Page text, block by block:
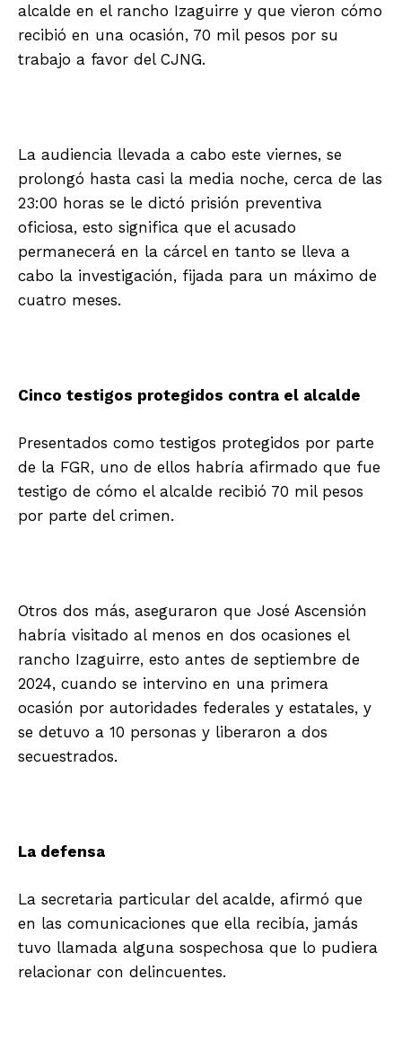
alcalde en el rancho Izaguirre y que vieron cómo
recibió en una ocasión, 70 mil pesos por su
trabajo a favor del CJNG.
La audiencia llevada a cabo este viernes, se
prolongó hasta casi la media noche, cerca de las
23:00 horas se le dictó prisión preventiva
oficiosa, esto significa que el acusado
permanecerá en la cárcel en tanto se lleva a
cabo la investigación, fijada para un máximo de
cuatro meses.
Cinco testigos protegidos contra el alcalde
Presentados como testigos protegidos por parte
de la FGR, uno de ellos habría afirmado que fue
testigo de cómo el alcalde recibió 70 mil pesos
por parte del crimen.
Otros dos más, aseguraron que José Ascensión
habría visitado al menos en dos ocasiones el
rancho Izaguirre, esto antes de septiembre de
2024, cuando se intervino en una primera
ocasión por autoridades federales y estatales, y
se detuvo a 10 personas y liberaron a dos
secuestrados.
La defensa
La secretaria particular del acalde, afirmó que
en las comunicaciones que ella recibía, jamás
tuvo llamada alguna sospechosa que lo pudiera
relacionar con delincuentes.